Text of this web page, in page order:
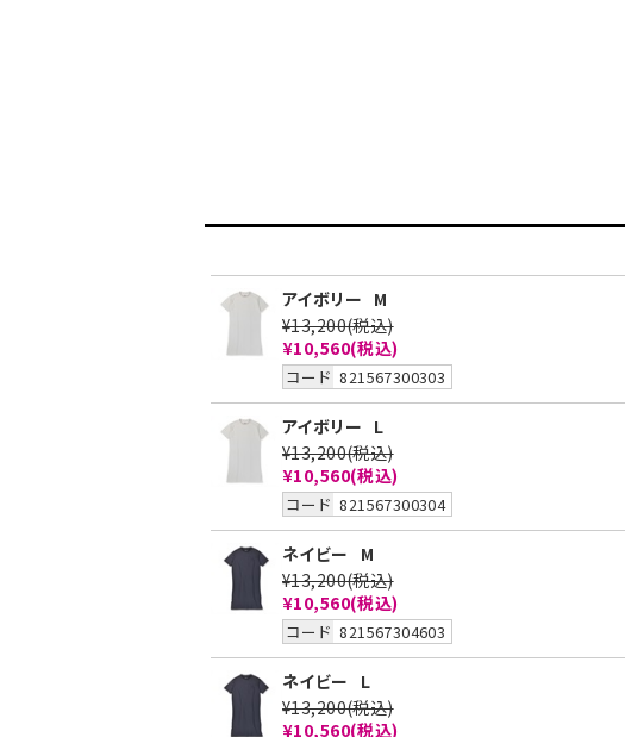
アイボリー M
¥13,200(税込)
¥10,560(税込)
コード 821567300303
アイボリー L
¥13,200(税込)
¥10,560(税込)
コード 821567300304
ネイビー
M
¥13,200(税込)
¥10,560(税込)
コード 821567304603
ネイビー
L
¥13,200(税込)
¥10,560(税込)